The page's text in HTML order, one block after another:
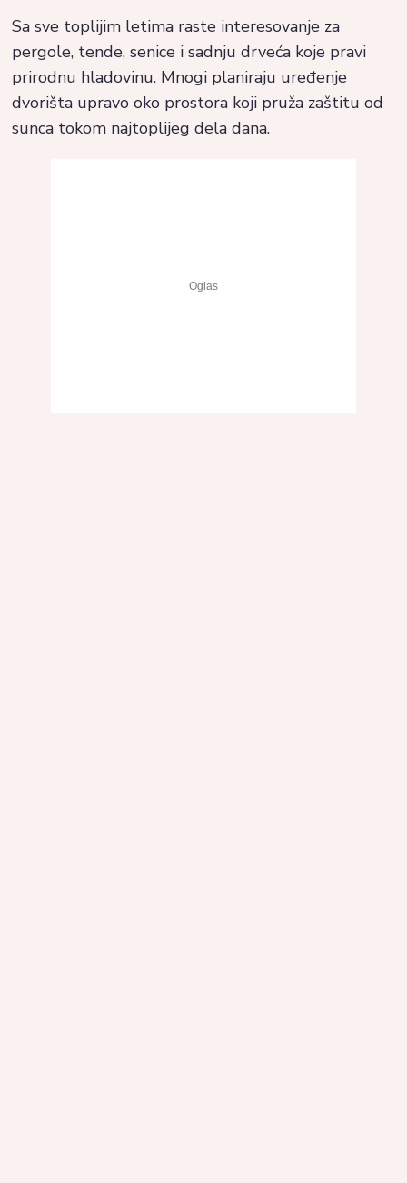
Sa sve toplijim letima raste interesovanje za
pergole, tende, senice i sadnju drveća koje pravi
prirodnu hladovinu. Mnogi planiraju uređenje
dvorišta upravo oko prostora koji pruža zaštitu od
sunca tokom najtoplijeg dela dana.